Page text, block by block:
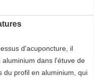
d'acuponcture, il
dans l'étuve de
du profil en aluminium, qui